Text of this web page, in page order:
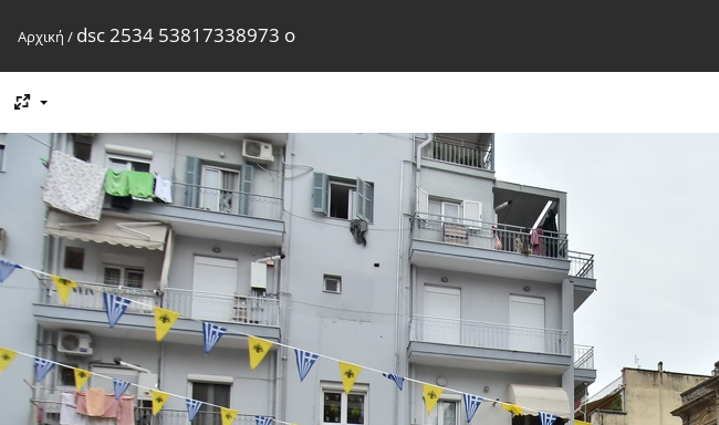
Αρχική / dsc 2534 53817338973 o